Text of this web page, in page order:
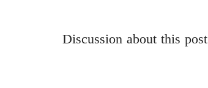
Discussion about this post